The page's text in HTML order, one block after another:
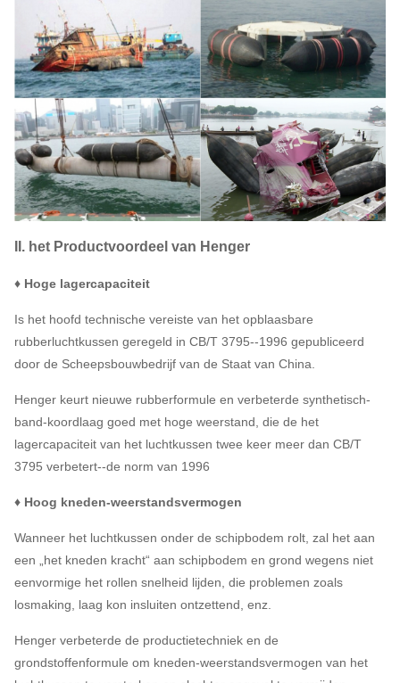
II. het Productvoordeel van Henger
♦ Hoge lagercapaciteit
Is het hoofd technische vereiste van het opblaasbare
rubberluchtkussen geregeld in CB/T 3795--1996 gepubliceerd
door de Scheepsbouwbedrijf van de Staat van China.
Henger keurt nieuwe rubberformule en verbeterde synthetisch-
band-koordlaag goed met hoge weerstand, die de het
lagercapaciteit van het luchtkussen twee keer meer dan CB/T
3795 verbetert--de norm van 1996
♦ Hoog kneden-weerstandsvermogen
Wanneer het luchtkussen onder de schipbodem rolt, zal het aan
een „het kneden kracht“ aan schipbodem en grond wegens niet
eenvormige het rollen snelheid lijden, die problemen zoals
losmaking, laag kon insluiten ontzettend, enz.
Henger verbeterde de productietechniek en de
grondstoffenformule om kneden-weerstandsvermogen van het